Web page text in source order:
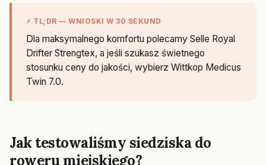
⚡ TL;DR — WNIOSKI W 30 SEKUND
Dla maksymalnego komfortu polecamy Selle Royal
Drifter Strengtex, a jeśli szukasz świetnego
stosunku ceny do jakości, wybierz Wittkop Medicus
Twin 7.0.
Jak testowaliśmy siedziska do
roweru miejskiego?